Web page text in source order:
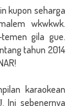
kupon seharga
wkwkwk.
gila gue.
tahun 2014
karaokean
. Ini sebenernya